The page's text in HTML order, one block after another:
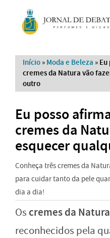
Início » Moda e Beleza »
cremes da Natura vão
outro
Eu posso
cremes da
esquecer
Conheça três cremes da
para cuidar tanto da pele
dia a dia!
Os cremes da Natura
reconhecidos pela